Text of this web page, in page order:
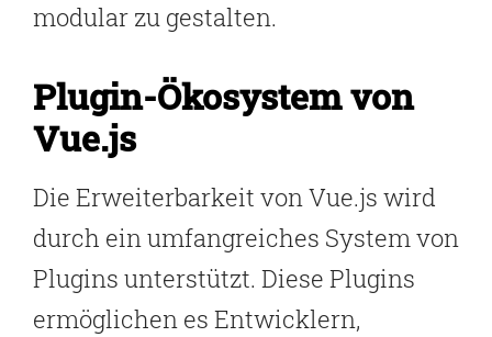
modular zu gestalten.
Plugin-Ökosystem von
Vue.js
Die Erweiterbarkeit von Vue.js wird
durch ein umfangreiches System von
Plugins unterstützt. Diese Plugins
ermöglichen es Entwicklern,